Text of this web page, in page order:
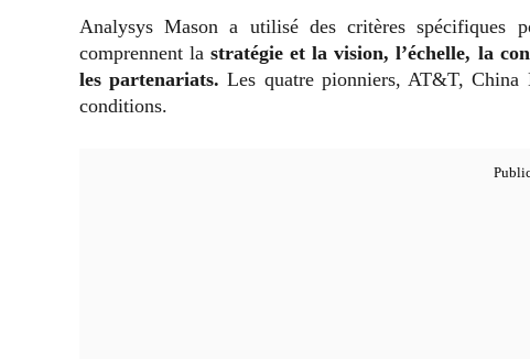
Analysys Mason a utilisé des critères spécifiques
comprennent la stratégie et la vision, l’échelle, la
les partenariats. Les quatre pionniers, AT&T,
conditions.